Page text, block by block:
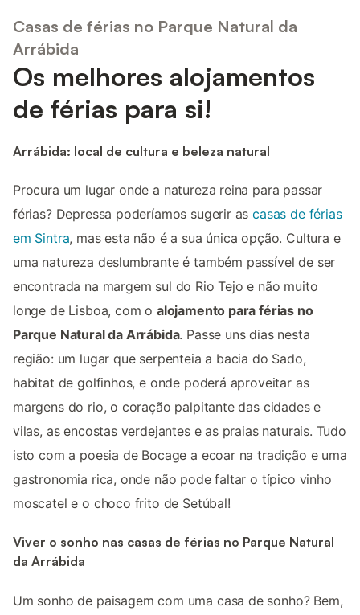
Casas de férias no Parque Natural da
Arrábida
Os melhores alojamentos
de férias para si!
Arrábida: local de cultura e beleza natural
Procura um lugar onde a natureza reina para passar
férias? Depressa poderíamos sugerir ascasas de férias
em Sintra, mas esta não é a sua única opção. Cultura e
uma natureza deslumbrante é também passível de ser
encontrada na margem sul do Rio Tejo e não muito
longe de Lisboa, com o alojamento para férias no
Parque Natural da Arrábida. Passe uns dias nesta
região: um lugar que serpenteia a bacia do Sado,
habitat de golfinhos, e onde poderá aproveitar as
margens do rio, o coração palpitante das cidades e
vilas, as encostas verdejantes e as praias naturais. Tudo
isto com a poesia de Bocage a ecoar na tradição e uma
gastronomia rica, onde não pode faltar o típico vinho
moscatel e o choco frito de Setúbal!
Viver o sonho nas casas de férias no Parque Natural
da Arrábida
Um sonho de paisagem com uma casa de sonho? Bem,